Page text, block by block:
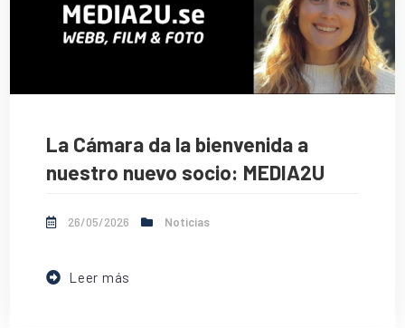
La Cámara da la bienvenida a
nuestro nuevo socio: MEDIA2U
26/05/2026 Noticias
Leer más